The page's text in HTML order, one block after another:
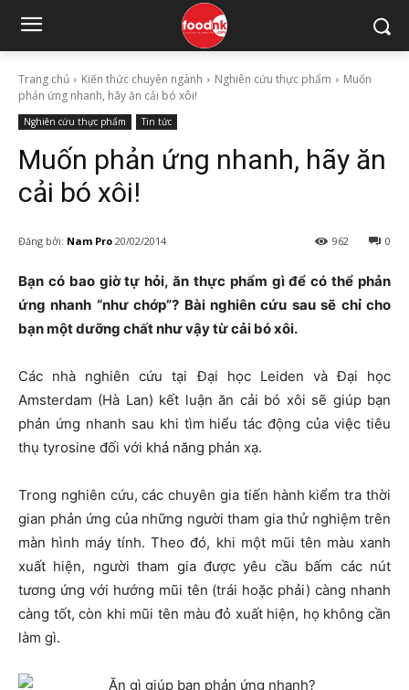
Trang chủ Kiến thức chuyên ngành Nghiên cứu thực phẩm
Muốn
phản ứng nhanh, hãy ăn cải bó xôi!
Nghiên cứu thực phẩm Tin tức
Muốn phản ứng nhanh, hãy ăn
cải bó xôi!
Đăng bởi: Nam Pro 20/02/2014 0
962
Bạn có bao giờ tự hỏi, ăn thực phẩm gì để có thể phản
ứng nhanh “như chớp”? Bài nghiên cứu sau sẽ chỉ cho
bạn một dưỡng chất như vậy từ cải bó xôi.
Các nhà nghiên cứu tại Đại học Leiden và Đại học
Amsterdam (Hà Lan) kết luận ăn cải bó xôi sẽ giúp bạn
phản ứng nhanh sau khi tìm hiểu tác động của việc tiêu
thụ tyrosine đối với khả năng phản xạ.
Trong nghiên cứu, các chuyên gia tiến hành kiểm tra thời
gian phản ứng của những người tham gia thử nghiệm trên
màn hình máy tính. Theo đó, khi một mũi tên màu xanh
xuất hiện, người tham gia được yêu cầu bấm các nút
tương ứng với hướng mũi tên (trái hoặc phải) càng nhanh
càng tốt, còn khi mũi tên màu đỏ xuất hiện, họ không cần
làm gì.